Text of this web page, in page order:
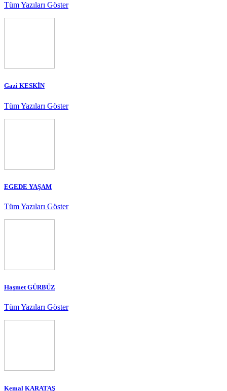
Tüm Yazıları Göster
Gazi KESKİN
Tüm Yazıları Göster
EGEDE YAŞAM
Tüm Yazıları Göster
Haşmet GÜRBÜZ
Tüm Yazıları Göster
Kemal KARATAŞ